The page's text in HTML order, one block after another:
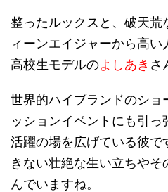
整ったルックスと、破天荒
ィーンエイジャーから高
高校生モデルのよしあき さ
世界的ハイブランドのショ
ッションイベントにも引
活躍の場を広げている彼
きない壮絶な生い立ちや
んでいますね。